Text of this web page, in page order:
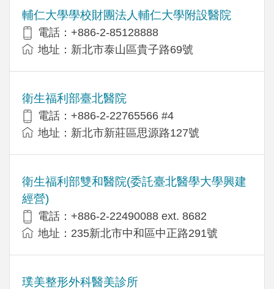
輔仁大學學校財團法人輔仁大學附設醫院
電話：+886-2-85128888
地址：新北市泰山區貴子路69號
衛生福利部臺北醫院
電話：+886-2-22765566 #4
地址：新北市新莊區思源路127號
衛生福利部雙和醫院(委託臺北醫學大學興建
經營)
電話：+​886-2-22490088 ext. 8682
地址：​235新北市中和區中正路291號
璞美整形外科醫美診所